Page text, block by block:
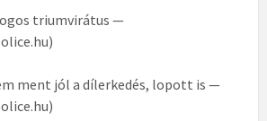
triumvirátus —
ment jól a dílerkedés, lopott is —